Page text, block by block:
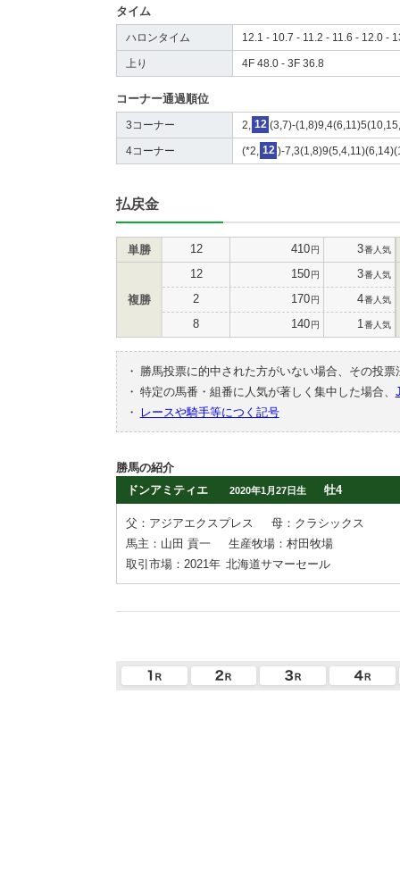
タイム
ハロンタイム 12.1 - 10.7 - 11.2 - 11.6 - 12.0 -
上り 4F 48.0 - 3F 36.8
コーナー通過順位
3コーナー 2, 12 (3,7)-
4コーナー (*2, 12 )-
払戻金
単勝 12 410円 3番人気
複勝
12 150円 3番人気
2 170円 4番人気
8 140円 1 番人気
・
勝馬投票に的中された方がいない場合、その投
・ 特定の馬番・組番に人気が著しく集中した場合、
・
レースや騎手等につく記号
勝馬の紹介
ドンアミティエ
2020年1月27日生 牡4
父：アジアエクスプレス
母：クラシックス
馬主：山田 貢一
生産牧場：村田牧場
取引市場：2021年 北海道サマーセール